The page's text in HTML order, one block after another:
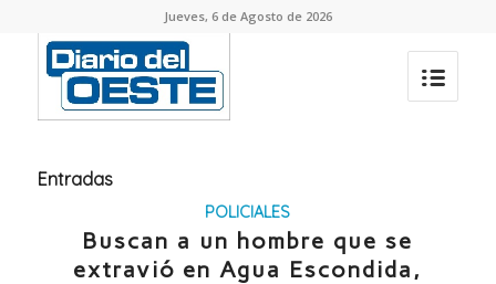
Jueves, 6 de Agosto de 2026
Entradas
POLICIALES
Buscan a un hombre que se
extravió en Agua Escondida,